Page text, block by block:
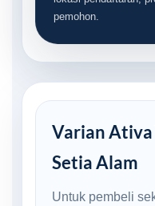
pemohon.
Varian Ativa
Setia Alam
Untuk pembeli